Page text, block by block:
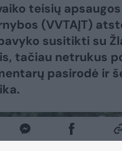
teisių
(VVTAĮT)
susitikti su
tačiau netrukus
pasirodė ir